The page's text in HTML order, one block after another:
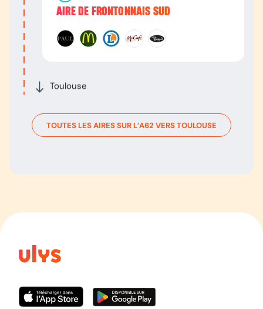
Toulouse
AIRE DE FRONTONNAIS SUD
TOUTES LES AIRES SUR L’A62 VERSTOULOUSE